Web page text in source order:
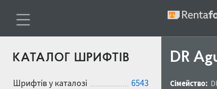
КАТАЛОГ ШРИФТІВ
Шрифтів у каталозі
6543
DR
Сімейство: